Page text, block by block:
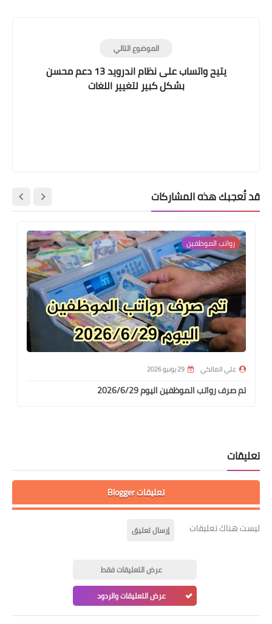
الموضوع التالي
يتيح واتساب على نظام اندرويد 13 دعم محسن
بشكل كبير لتغيير اللغات
قد تُعجبك هذه المشاركات
رواتب الموظفين
علي المالكي 29 يونيو 2026
تم صرف رواتب الموظفين اليوم 2026/6/29
تعليقات
تعليقات Blogger
ليست هناك تعليقات إرسال تعليق
عرض التعليقات فقط
عرض التعليقات والردود